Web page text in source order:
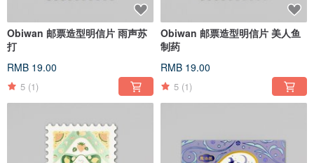
Obiwan 邮票造型明信片 雨声苏
打
RMB 19.00
5 (1)
Obiwan 邮票造型明信片 美人鱼
制药
RMB 19.00
5 (1)